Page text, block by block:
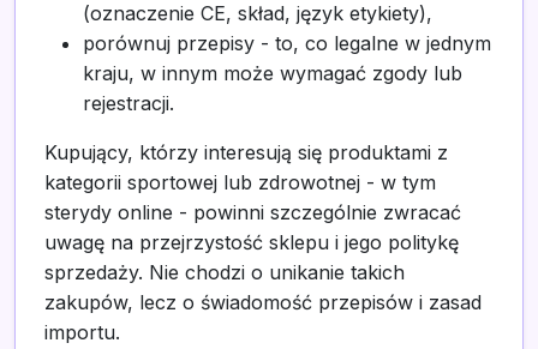
(oznaczenie CE, skład, język etykiety),
porównuj przepisy - to, co legalne w jednym
kraju, w innym może wymagać zgody lub
rejestracji.
Kupujący, którzy interesują się produktami z
kategorii sportowej lub zdrowotnej - w tym
sterydy online - powinni szczególnie zwracać
uwagę na przejrzystość sklepu i jego politykę
sprzedaży. Nie chodzi o unikanie takich
zakupów, lecz o świadomość przepisów i zasad
importu.